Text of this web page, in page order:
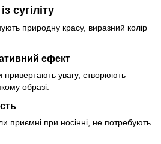
сугіліту
природну красу, виразний колір
ефект
привертають увагу, створюють
образі.
приємні при носінні, не потребують